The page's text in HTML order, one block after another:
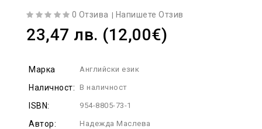
0 Отзива | Напишете Отзив
23,47 лв. (12,00€)
Марка Английски език
Наличност: В наличност
ISBN: 954-8805-73-1
Автор: Надежда Маслева